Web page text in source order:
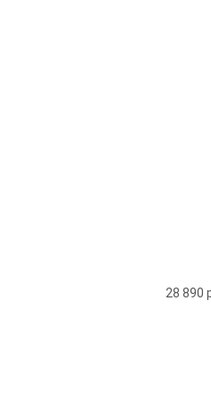
28 890